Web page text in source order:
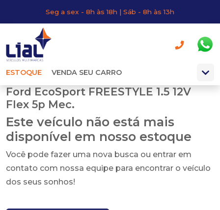
Seg a sex - 8h às 18h | Sáb - 8h às 13h
ESTOQUE VENDA SEU CARRO
Ford EcoSport FREESTYLE 1.5 12V
Flex 5p Mec.
Este veículo não está mais
disponível em nosso estoque
Você pode fazer uma nova busca ou entrar em
contato com nossa equipe para encontrar o veículo
dos seus sonhos!